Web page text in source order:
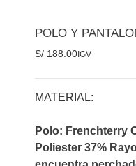
POLO Y
S/ 188.00 IGV
MATERIAL:
Polo: Frenchterry
Poliester 37%